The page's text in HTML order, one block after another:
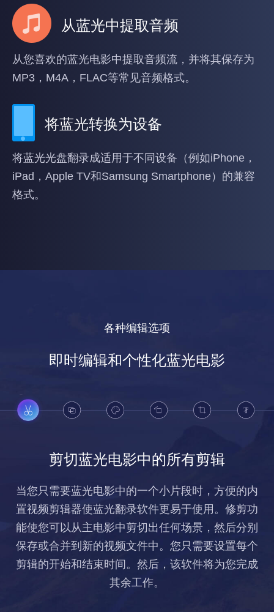
从蓝光中提取音频
从您喜欢的蓝光电影中提取音频流，并将其保存为
MP3，M4A，FLAC等常见音频格式。
将蓝光转换为设备
将蓝光光盘翻录成适用于不同设备（例如iPhone，
iPad，Apple TV和Samsung Smartphone）的兼容
格式。
各种编辑选项
即时编辑和个性化蓝光电影
剪切蓝光电影中的所有剪辑
当您只需要蓝光电影中的一个小片段时，方便的内
置视频剪辑器使蓝光翻录软件更易于使用。修剪功
能使您可以从主电影中剪切出任何场景，然后分别
保存或合并到新的视频文件中。您只需要设置每个
剪辑的开始和结束时间。然后，该软件将为您完成
其余工作。